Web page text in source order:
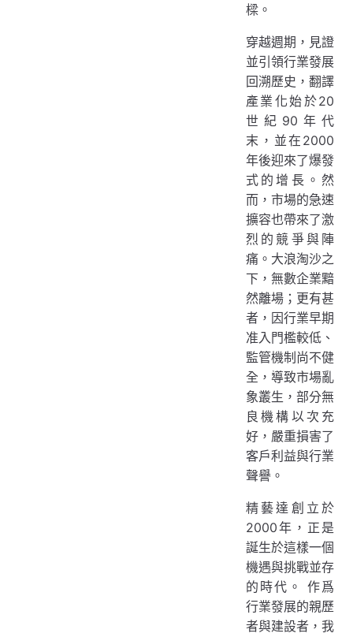
樑。
穿越週期，見證
並引領行業發展
回溯歷史，翻譯
產業化始於20
世紀90年代
末，並在2000
年後迎來了爆發
式的增長。然
而，市場的急速
擴容也帶來了激
烈的競爭與陣
痛。大浪淘沙之
下，無數企業黯
然離場；更有甚
者，因行業早期
准入門檻較低、
監管機制尚不健
全，導致市場亂
象叢生，部分無
良機構以次充
好，嚴重損害了
客戶利益與行業
聲譽。
精藝達創立於
2000年，正是
誕生於這樣一個
機遇與挑戰並存
的時代。​ 作爲
行業發展的親歷
者與建設者，我